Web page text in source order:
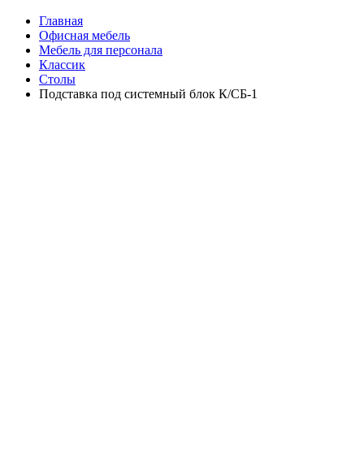
Главная
Офисная мебель
Мебель для персонала
Классик
Столы
Подставка под системный блок К/СБ-1